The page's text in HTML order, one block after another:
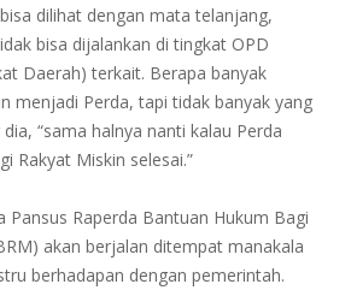
dilihat dengan mata telanjang,
bisa dijalankan di tingkat OPD
Daerah) terkait. Berapa banyak
menjadi Perda, tapi tidak banyak yang
“sama halnya nanti kalau Perda
Rakyat Miskin selesai.”
Pansus Raperda Bantuan Hukum Bagi
akan berjalan ditempat manakala
berhadapan dengan pemerintah.